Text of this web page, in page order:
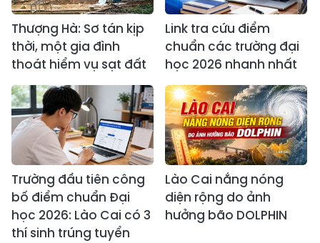
Thượng Hà: Sơ tán kịp
thời, một gia đình
thoát hiểm vụ sạt đất
Link tra cứu điểm
chuẩn các trường đại
học 2026 nhanh nhất
Trường đầu tiên công
bố điểm chuẩn Đại
học 2026: Lào Cai có 3
thí sinh trúng tuyển
Lào Cai nắng nóng
diện rộng do ảnh
hưởng bão DOLPHIN